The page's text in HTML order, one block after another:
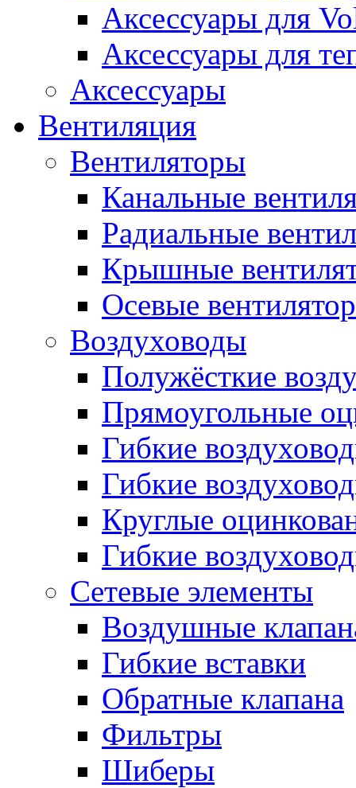
Аксессуары для
Аксессуары для
Аксессуары
Вентиляция
Вентиляторы
Канальные
Радиальные
Крышные
Осевые
Воздуховоды
Полужёсткие
Прямоугольные
Гибкие
Гибкие
Круглые
Гибкие
Сетевые элементы
Воздушные
Гибкие вставки
Обратные клапана
Фильтры
Шиберы